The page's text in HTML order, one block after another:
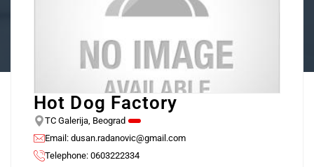
Hot Dog Factory
TC Galerija, Beograd
Email: dusan.radanovic@gmail.com
Telephone: 0603222334